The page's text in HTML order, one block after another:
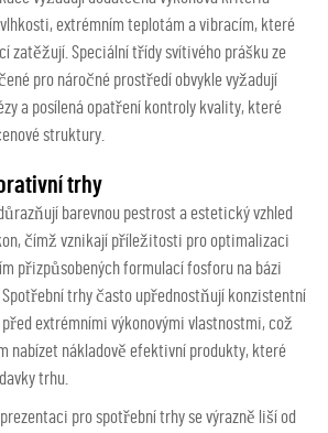
extrémním teplotám a vibracím, které
zatěžují. Speciální třídy svítivého prášku ze
pro náročné prostředí obvykle vyžadují
a posílená opatření kontroly kvality, které
struktury.
trhy
barevnou pestrost a estetický vzhled
čímž vznikají příležitosti pro optimalizaci
přizpůsobených formulací fosforu na bázi
trhy často upřednostňují konzistentní
před extrémními výkonovými vlastnostmi, což
nabízet nákladově efektivní produkty, které
trhu.
pro spotřební trhy se výrazně liší od